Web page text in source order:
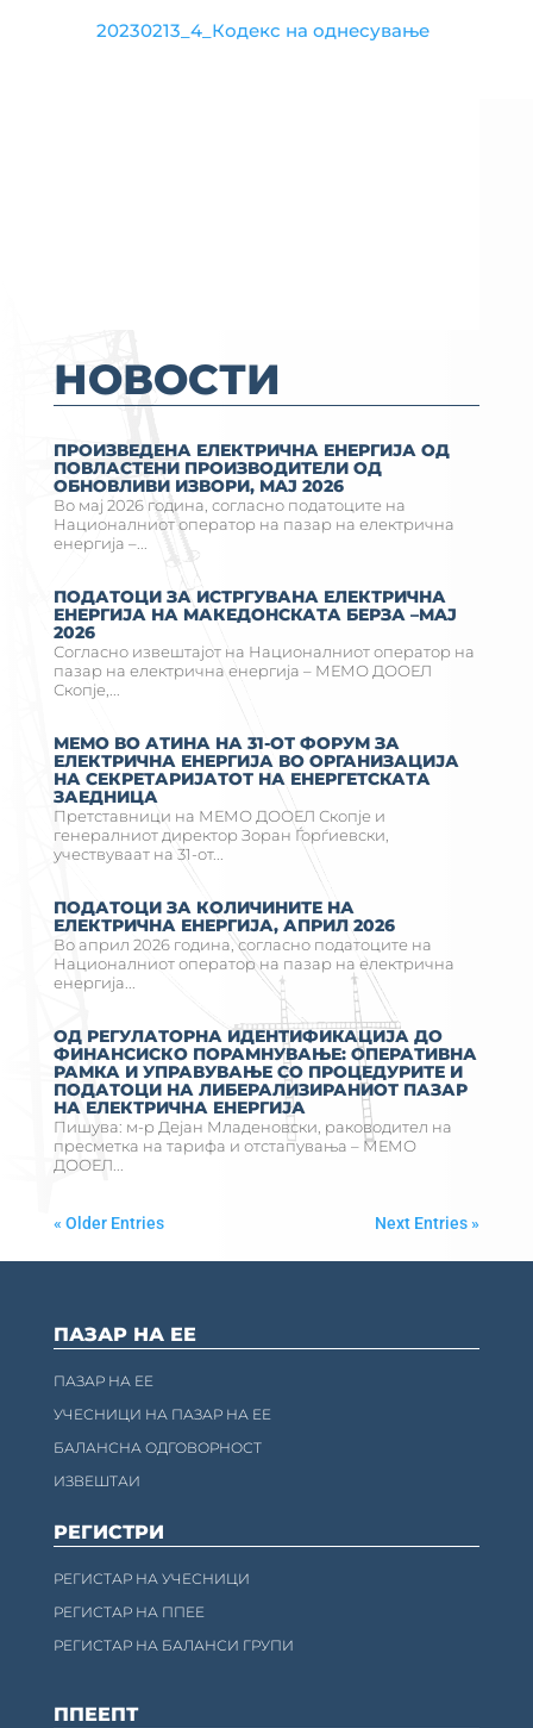
20230213_4_Кодекс на однесување
НОВОСТИ
ПРОИЗВЕДЕНА ЕЛЕКТРИЧНА ЕНЕРГИЈА ОД
ПОВЛАСТЕНИ ПРОИЗВОДИТЕЛИ ОД
ОБНОВЛИВИ ИЗВОРИ, MAJ 2026
Во мај 2026 година, согласно податоците на
Националниот оператор на пазар на електрична
енергија –...
ПОДАТОЦИ ЗА ИСТРГУВАНА ЕЛЕКТРИЧНА
ЕНЕРГИЈА НА MАКЕДОНСКАТА БЕРЗА –MAJ
2026
Согласно извештајот на Националниот оператор на
пазар на електрична енергија – МЕМО ДООЕЛ
Скопје,...
МЕМО ВО АТИНА НА 31-ОТ ФОРУМ ЗА
ЕЛЕКТРИЧНА ЕНЕРГИЈА ВО ОРГАНИЗАЦИЈА
НА СЕКРЕТАРИЈАТОТ НА ЕНЕРГЕТСКАТА
ЗАЕДНИЦА
Претставници на МЕМО ДООЕЛ Скопје и
генералниот директор Зоран Ѓорѓиевски,
учествуваат на 31-от...
ПОДАТОЦИ ЗА КОЛИЧИНИТЕ НА
ЕЛЕКТРИЧНА ЕНЕРГИЈА, АПРИЛ 2026
Во април 2026 година, согласно податоците на
Националниот оператор на пазар на електрична
енергија...
ОД РЕГУЛАТОРНА ИДЕНТИФИКАЦИЈА ДО
ФИНАНСИСКО ПОРАМНУВАЊЕ: ОПЕРАТИВНА
РАМКА И УПРАВУВАЊЕ СО ПРОЦЕДУРИТЕ И
ПОДАТОЦИ НА ЛИБЕРАЛИЗИРАНИОТ ПАЗАР
НА ЕЛЕКТРИЧНА ЕНЕРГИЈА
Пишува: м-р Дејан Младеновски, раководител на
пресметка на тарифа и отстапувања – МЕМО
ДООЕЛ...
« Older Entries Next Entries »
ПАЗАР НА ЕЕ
ПАЗАР НА ЕЕ
УЧЕСНИЦИ НА ПАЗАР НА ЕЕ
БАЛАНСНА ОДГОВОРНОСТ
ИЗВЕШТАИ
РЕГИСТРИ
РЕГИСТАР НА УЧЕСНИЦИ
РЕГИСТАР НА ППЕЕ
РЕГИСТАР НА БАЛАНСИ ГРУПИ
ППЕЕПТ